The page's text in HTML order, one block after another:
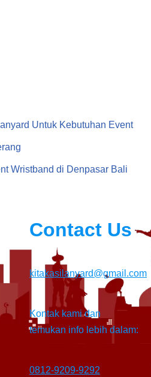
Untuk Kebutuhan Event
Wristband di Denpasar Bali
Contact Us
kitakasilanyard@gmail.com
Kontak kami dan
temukan info lebih dalam:
0812-9209-9292